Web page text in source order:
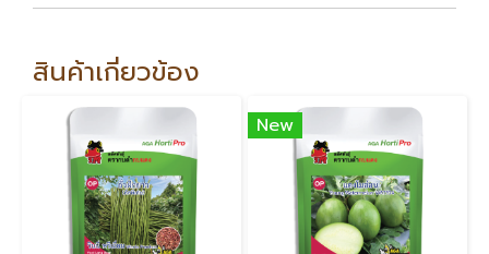
สินค้าเกี่ยวข้อง
New